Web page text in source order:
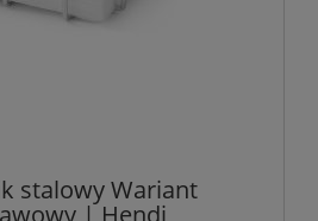
stalowy Wariant
| Hendi